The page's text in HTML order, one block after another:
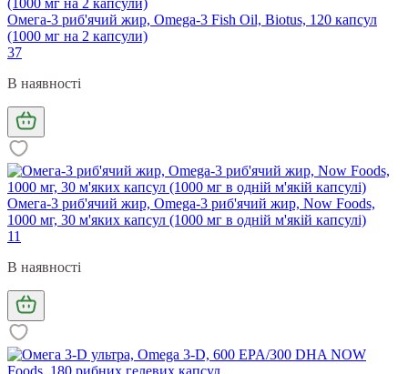
Омега-3 риб'ячий жир, Omega-3 Fish Oil, Biotus, 120 капсул
(1000 мг на 2 капсули)
37
В наявності
Омега-3 риб'ячий жир, Omega-3 риб'ячий жир, Now Foods,
1000 мг, 30 м'яких капсул (1000 мг в одній м'якій капсулі)
11
В наявності